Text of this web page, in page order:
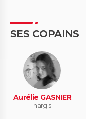
SES COPAINS
Aurélie GASNIER
nargis